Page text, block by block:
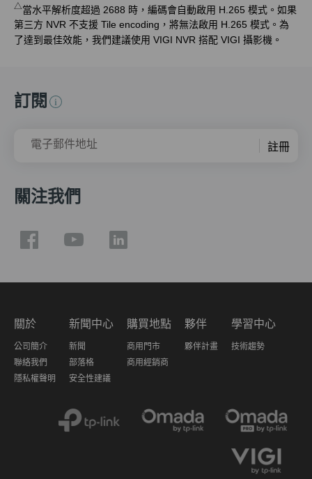
△當水平解析度超過 2688 時，編碼會自動啟用 H.265 模式。如果
第三方 NVR 不支援 Tile encoding，將無法啟用 H.265 模式。為
了達到最佳效能，我們建議使用 VIGI NVR 搭配 VIGI 攝影機。
訂閱
電子郵件地址 註冊
關注我們
關於
公司簡介
聯絡我們
隱私權聲明
新聞中心
新聞
部落格
安全性建議
購買地點
商用門市
商用經銷商
夥伴
夥伴計畫
學習中心
技術趨勢